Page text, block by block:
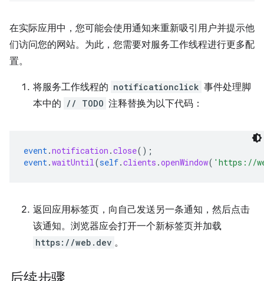
在实际应用中，您可能会使用通知来重新吸引用户并提示他
们访问您的网站。为此，您需要对服务工作线程进行更多配
置。
将服务工作线程的 notificationclick 事件处理脚
本中的 // TODO 注释替换为以下代码：
event.notification .close();
event.waitUntil(self.clients .openWindow( 'https://
返回应用标签页，向自己发送另一条通知，然后点击
该通知。浏览器应会打开一个新标签页并加载
https://web.dev 。